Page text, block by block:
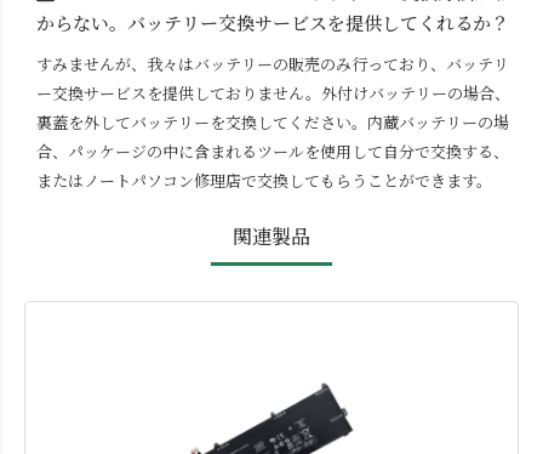
からない。バッテリー交換サービスを提供してくれるか？
すみませんが、我々はバッテリーの販売のみ行っており、バッテリ
ー交換サービスを提供しておりません。外付けバッテリーの場合、
裏蓋を外してバッテリーを交換してください。内蔵バッテリーの場
合、パッケージの中に含まれるツールを使用して自分で交換する、
またはノートパソコン修理店で交換してもらうことができます。
関連製品